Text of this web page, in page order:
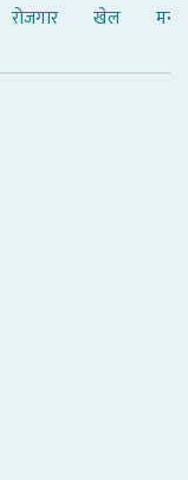
रोजगार खेल